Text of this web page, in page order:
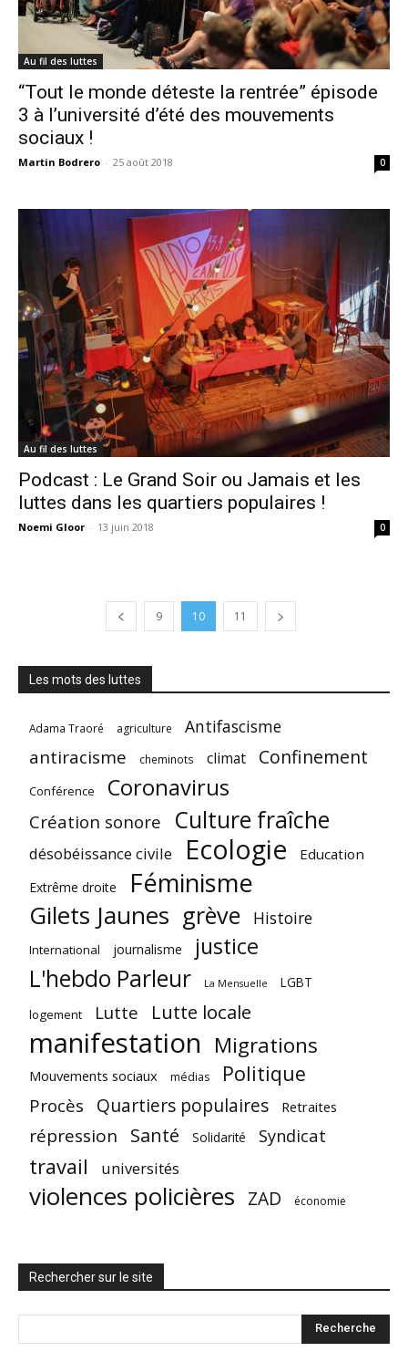
Au fil des luttes
“Tout le monde déteste la rentrée” épisode
3 à l’université d’été des mouvements
sociaux !
Martin Bodrero - 25 août 2018 0
Au fil des luttes
Podcast : Le Grand Soir ou Jamais et les
luttes dans les quartiers populaires !
Noemi Gloor - 13 juin 2018 0
9 10 11
Les mots des luttes
Adama Traoré agriculture Antifascisme
antiracisme cheminots climat Confinement
Conférence Coronavirus
Création sonore Culture fraîche
désobéissance civile Ecologie Education
Extrême droite Féminisme
Gilets Jaunes grève Histoire
International journalisme justice
L'hebdo Parleur La Mensuelle
LGBT
logement
Lutte Lutte locale
manifestation Migrations
Mouvements sociaux médias Politique
Procès Quartiers populaires Retraites
répression Santé Solidarité Syndicat
travail universités
violences policières ZAD économie
Rechercher sur le site